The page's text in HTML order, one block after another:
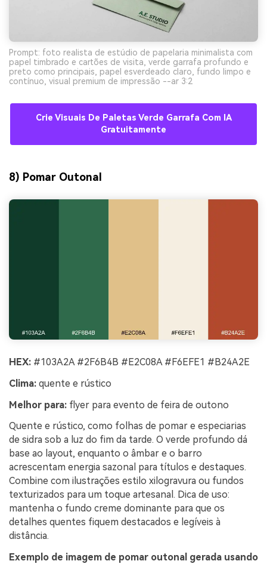
Prompt: foto realista de estúdio de papelaria minimalista com
papel timbrado e cartões de visita, verde garrafa profundo e
preto como principais, papel esverdeado claro, fundo limpo e
contínuo, visual premium de impressão --ar 3:2
Crie Visuais De Paletas Verde Garrafa Com IA
Gratuitamente
8) Pomar Outonal
HEX: #103A2A #2F6B4B #E2C08A #F6EFE1 #B24A2E
Clima: quente e rústico
Melhor para: flyer para evento de feira de outono
Quente e rústico, como folhas de pomar e especiarias
de sidra sob a luz do fim da tarde. O verde profundo dá
base ao layout, enquanto o âmbar e o barro
acrescentam energia sazonal para títulos e destaques.
Combine com ilustrações estilo xilogravura ou fundos
texturizados para um toque artesanal. Dica de uso:
mantenha o fundo creme dominante para que os
detalhes quentes fiquem destacados e legíveis à
distância.
Exemplo de imagem de pomar outonal gerada usando